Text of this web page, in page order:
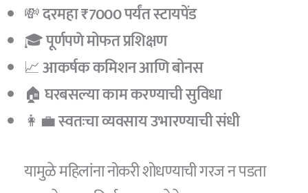
💸दरमहा ₹7000 पर्यंत स्टायपेंड
🎓पूर्णपणे मोफत प्रशिक्षण
📈आकर्षक कमिशन आणि बोनस
🏠घरबसल्या काम करण्याची सुविधा
👩‍💼स्वतःचा व्यवसाय उभारण्याची संधी
यामुळे महिलांना नोकरी शोधण्याची गरज न पडता